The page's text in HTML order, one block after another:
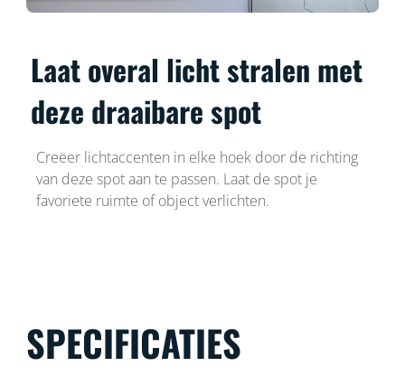
Laat overal licht stralen met
deze draaibare spot
Creëer lichtaccenten in elke hoek door de richting
van deze spot aan te passen. Laat de spot je
favoriete ruimte of object verlichten.
SPECIFICATIES